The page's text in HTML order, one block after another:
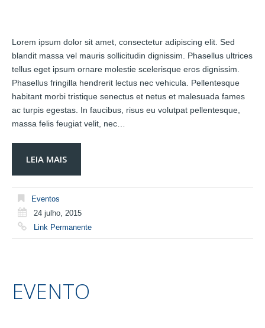
Lorem ipsum dolor sit amet, consectetur adipiscing elit. Sed
blandit massa vel mauris sollicitudin dignissim. Phasellus ultrices
tellus eget ipsum ornare molestie scelerisque eros dignissim.
Phasellus fringilla hendrerit lectus nec vehicula. Pellentesque
habitant morbi tristique senectus et netus et malesuada fames
ac turpis egestas. In faucibus, risus eu volutpat pellentesque,
massa felis feugiat velit, nec…
LEIA MAIS
Eventos
24 julho, 2015
Link Permanente
EVENTO